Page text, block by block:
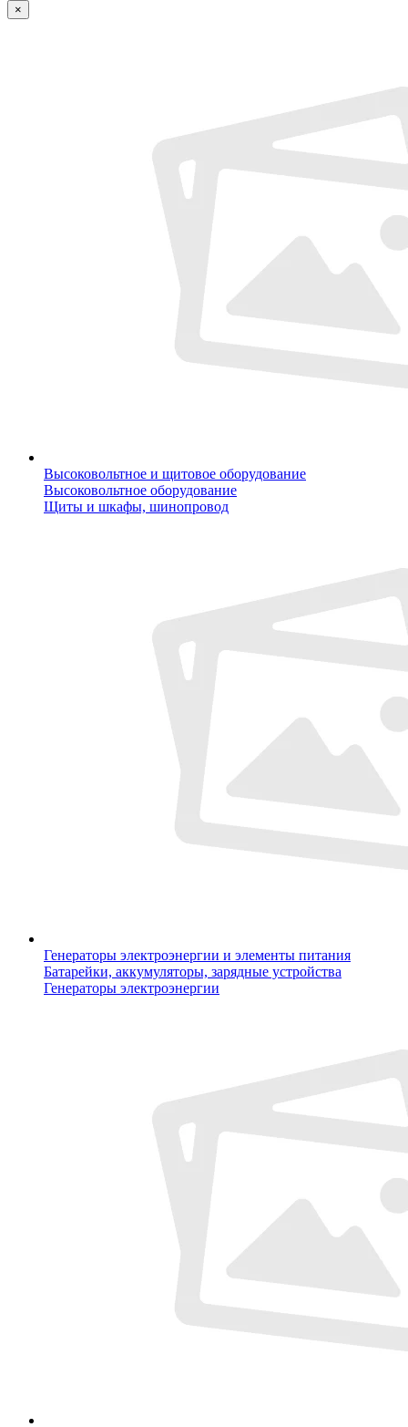
×
Высоковольтное и щитовое оборудование
Высоковольтное оборудование
Щиты и шкафы, шинопровод
Генераторы электроэнергии и элементы питания
Батарейки, аккумуляторы, зарядные устройства
Генераторы электроэнергии